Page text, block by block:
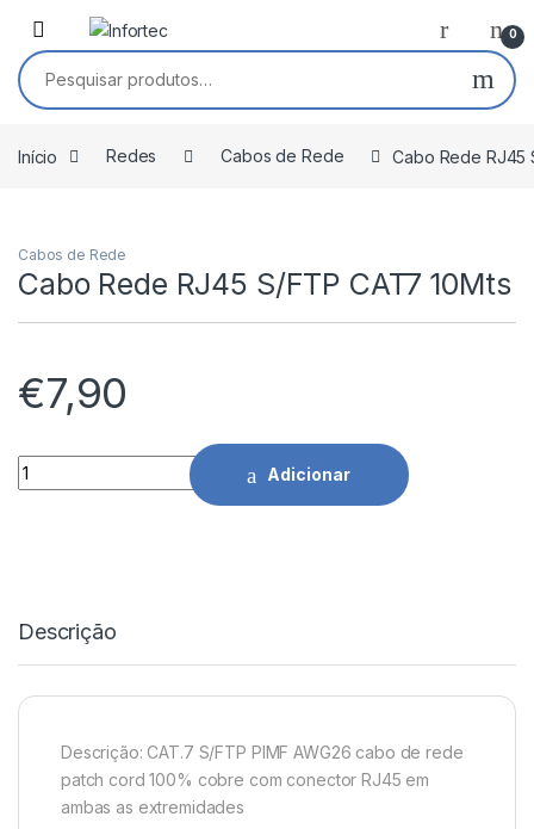
Saltar para navegação
Pular para o conteúdo
0
Pesquisar por:
Início Redes Cabos de Rede Cabo Rede RJ45
Cabos de Rede
Cabo Rede RJ45 S/FTP CAT7 10Mts
€7,90
Cabo Rede RJ45 S/FTP CAT7 10Mts quantidade
Adicionar
Descrição
Descrição: CAT.7 S/FTP PIMF AWG26 cabo de rede
patch cord 100% cobre com conector RJ45 em
ambas as extremidades